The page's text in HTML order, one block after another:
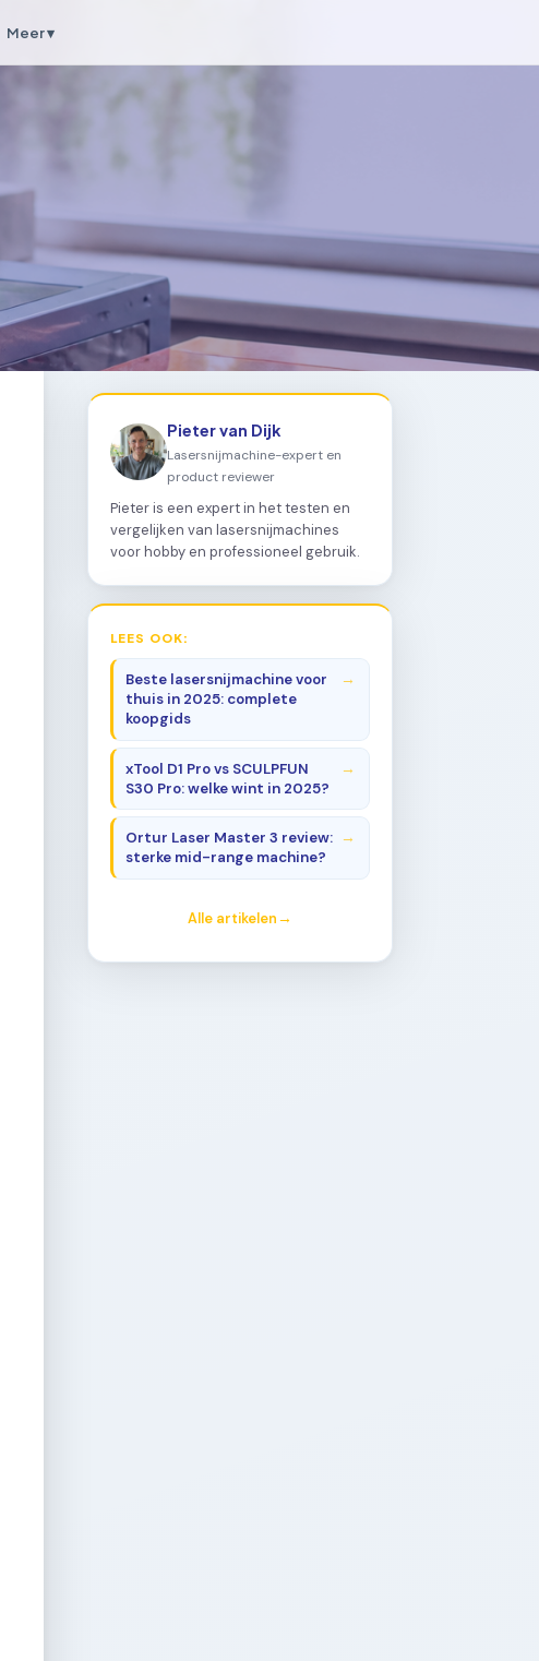
Meer ▾
Pieter van Dijk
Lasersnijmachine-expert en
product reviewer
Pieter is een expert in het testen en
vergelijken van lasersnijmachines
voor hobby en professioneel gebruik.
LEES OOK:
Beste lasersnijmachine voor
thuis in 2025: complete
koopgids
xTool D1 Pro vs SCULPFUN
S30 Pro: welke wint in 2025?
Ortur Laser Master 3 review:
sterke mid-range machine?
Alle artikelen